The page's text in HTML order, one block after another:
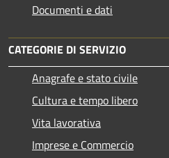
Documenti e dati
CATEGORIE DI SERVIZIO
Anagrafe e stato civile
Cultura e tempo libero
Vita lavorativa
Imprese e Commercio